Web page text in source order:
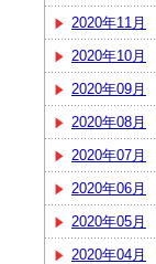
2020年11月
2020年10月
2020年09月
2020年08月
2020年07月
2020年06月
2020年05月
2020年04月